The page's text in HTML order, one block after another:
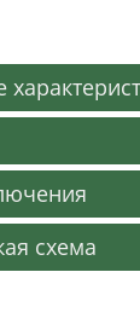
схема